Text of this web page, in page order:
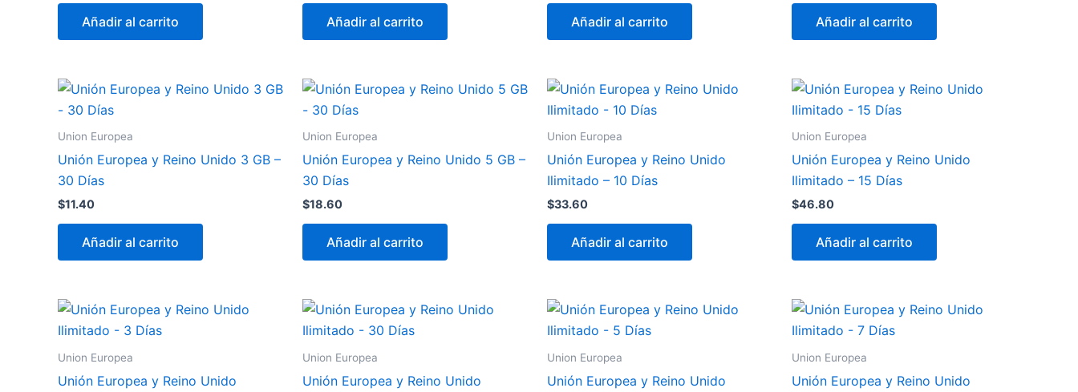
Añadir al carrito Añadir al carrito Añadir al carrito Añadir al carrito
Union Europea
Unión Europea y Reino Unido 3 GB –
30 Días
$11.40
Añadir al carrito
Union Europea
Unión Europea y Reino Unido 5 GB –
30 Días
$18.60
Añadir al carrito
Union Europea
Unión Europea y Reino Unido
Ilimitado – 10 Días
$33.60
Añadir al carrito
Union Europea
Unión Europea y Reino Unido
Ilimitado – 15 Días
$46.80
Añadir al carrito
Union Europea
Unión Europea y Reino Unido
Union Europea
Unión Europea y Reino Unido
Union Europea
Unión Europea y Reino Unido
Union Europea
Unión Europea y Reino Unido